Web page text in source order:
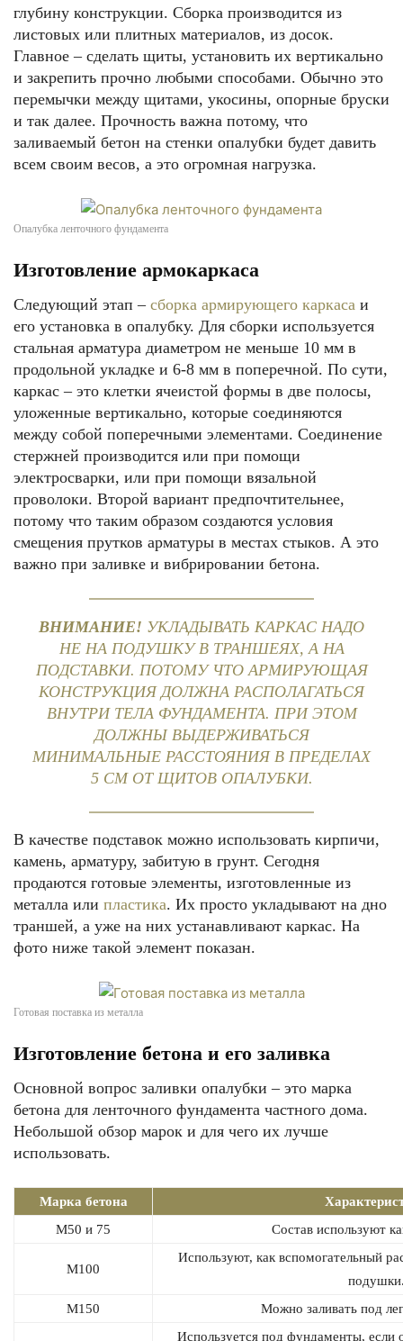
глубину конструкции. Сборка производится из
листовых или плитных материалов, из досок.
Главное – сделать щиты, установить их вертикально
и закрепить прочно любыми способами. Обычно это
перемычки между щитами, укосины, опорные бруски
и так далее. Прочность важна потому, что
заливаемый бетон на стенки опалубки будет давить
всем своим весов, а это огромная нагрузка.
Опалубка ленточного фундамента
Изготовление армокаркаса
Следующий этап – сборка армирующего каркаса и
его установка в опалубку. Для сборки используется
стальная арматура диаметром не меньше 10 мм в
продольной укладке и 6-8 мм в поперечной. По сути,
каркас – это клетки ячеистой формы в две полосы,
уложенные вертикально, которые соединяются
между собой поперечными элементами. Соединение
стержней производится или при помощи
электросварки, или при помощи вязальной
проволоки. Второй вариант предпочтительнее,
потому что таким образом создаются условия
смещения прутков арматуры в местах стыков. А это
важно при заливке и вибрировании бетона.
ВНИМАНИЕ! УКЛАДЫВАТЬ КАРКАС НАДО
НЕ НА ПОДУШКУ В ТРАНШЕЯХ, А НА
ПОДСТАВКИ. ПОТОМУ ЧТО АРМИРУЮЩАЯ
КОНСТРУКЦИЯ ДОЛЖНА РАСПОЛАГАТЬСЯ
ВНУТРИ ТЕЛА ФУНДАМЕНТА. ПРИ ЭТОМ
ДОЛЖНЫ ВЫДЕРЖИВАТЬСЯ
МИНИМАЛЬНЫЕ РАССТОЯНИЯ В ПРЕДЕЛАХ
5 СМ ОТ ЩИТОВ ОПАЛУБКИ.
В качестве подставок можно использовать кирпичи,
камень, арматуру, забитую в грунт. Сегодня
продаются готовые элементы, изготовленные из
металла или пластика. Их просто укладывают на дно
траншей, а уже на них устанавливают каркас. На
фото ниже такой элемент показан.
Готовая поставка из металла
Изготовление бетона и его заливка
Основной вопрос заливки опалубки – это марка
бетона для ленточного фундамента частного дома.
Небольшой обзор марок и для чего их лучше
использовать.
Марка бетона
М50 и 75
Состав используют
М100
Используют, как вспомогательный
М150
Можно заливать под
Используется под фундаменты,